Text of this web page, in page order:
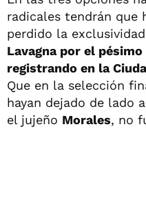
radicales tendrán que
perdido la
Lavagna por el
registrando en la
Que en la selección
hayan dejado de lado
el jujeño Morales, no